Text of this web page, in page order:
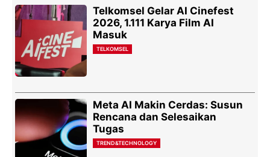
Telkomsel Gelar AI Cinefest
2026, 1.111 Karya Film AI
Masuk
TELKOMSEL
Meta AI Makin Cerdas: Susun
Rencana dan Selesaikan
Tugas
TREND&TECHNOLOGY